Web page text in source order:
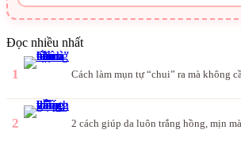
Đọc nhiều nhất
1 Cách làm mụn tự “chui” ra mà không
2 2 cách giúp da luôn trắng hồng, mịn